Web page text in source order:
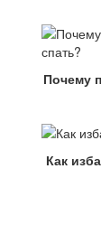
Почему
Как